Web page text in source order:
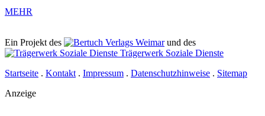
MEHR
Ein Projekt des Verlags Weimarund des
Trägerwerk Soziale Dienste
Startseite . Kontakt . Impressum . Datenschutzhinweise . Sitemap
Anzeige